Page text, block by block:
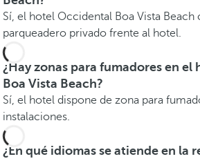
Sí, el hotel Occidental Boa Vista Beach
parqueadero privado frente al hotel.
¿Hay zonas para fumadores en
Boa Vista Beach?
Sí, el hotel dispone de zona para
instalaciones.
¿En qué idiomas se atiende en la